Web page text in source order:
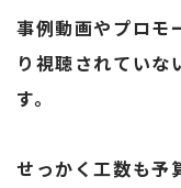
事例動画やプロモ
り視聴されていな
す。
せっかく工数も予